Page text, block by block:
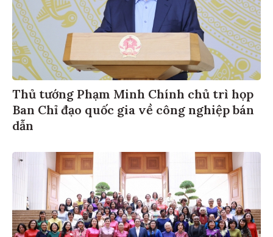
Thủ tướng Phạm Minh Chính chủ trì họp
Ban Chỉ đạo quốc gia về công nghiệp bán
dẫn